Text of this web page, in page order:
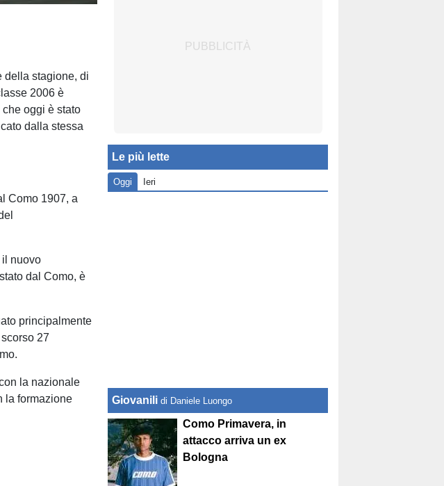
della stagione, di
2006 è
oggi è stato
dalla stessa
Como 1907, a
nuovo
dal Como, è
principalmente
27
la nazionale
la formazione
Le più lette
Oggi Ieri
Giovanili di Daniele Luongo
Como Primavera, in
attacco arriva un ex
Bologna